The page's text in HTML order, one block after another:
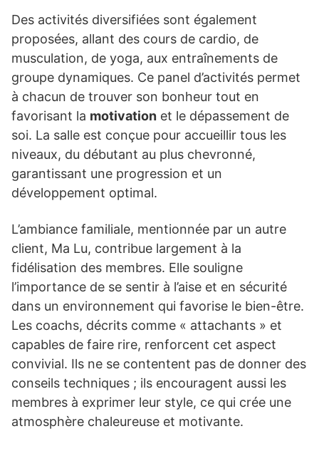
Des activités diversifiées sont également
proposées, allant des cours de cardio, de
musculation, de yoga, aux entraînements de
groupe dynamiques. Ce panel d’activités permet
à chacun de trouver son bonheur tout en
favorisant la motivation et le dépassement de
soi. La salle est conçue pour accueillir tous les
niveaux, du débutant au plus chevronné,
garantissant une progression et un
développement optimal.
L’ambiance familiale, mentionnée par un autre
client, Ma Lu, contribue largement à la
fidélisation des membres. Elle souligne
l’importance de se sentir à l’aise et en sécurité
dans un environnement qui favorise le bien-être.
Les coachs, décrits comme « attachants » et
capables de faire rire, renforcent cet aspect
convivial. Ils ne se contentent pas de donner des
conseils techniques ; ils encouragent aussi les
membres à exprimer leur style, ce qui crée une
atmosphère chaleureuse et motivante.